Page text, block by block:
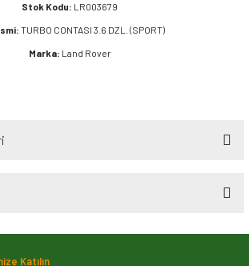
Stok Kodu: LR003679
TURBO CONTASI 3.6 DZL. (SPORT)
Marka: Land Rover
ürün açıklamalarında ve diğer konularda
Katılın